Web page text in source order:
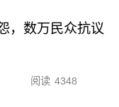
，数万民众抗议
阅读 4348